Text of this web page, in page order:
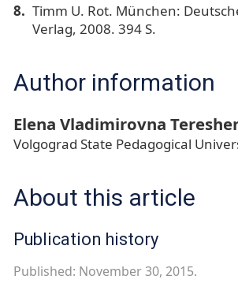
Timm U. Rot. München:
Verlag, 2008. 394 S.
Author information
Elena Vladimirovna
Volgograd State Pedagogical
About this article
Publication history
Published: November 30, 2015.